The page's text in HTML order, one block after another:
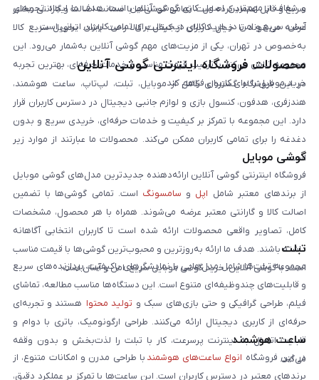
و شفاف از مهم‌ترین اصول کاری گوشی آنلاین است. هدف ما ایجاد تجربه‌ای
آسان، سریع و امن در خرید کالای دیجیتال برای تمامی کاربران ایرانی است.
سریع و قابل اعتماد کرده است. تمامی گوشی‌ها با ضمانت اصالت و گارانتی معتبر
عرضه می‌شوند تا خیال کاربران از کیفیت کالا راحت باشد. تحویل سریع کالا
به‌خصوص در تهران، یکی از مزیت‌های مهم گوشی آنلاین به‌شمار می‌رود. این
مجموعه تلاش می‌کند با ترکیب قیمت مناسب و خدمات حرفه‌ای، بهترین تجربه
خرید موبایل را برای کاربران فراهم کند.
محصولات فروشگاه اینترنتی گوشی آنلاین
در این فروشگاه گستره‌ای کامل از موبایل، تبلت، لپ‌تاپ، ساعت هوشمند،
هندزفری، هدفون، کنسول بازی و لوازم جانبی دیجیتال در دسترس کاربران قرار
دارد. این مجموعه با تمرکز بر کیفیت و خدمات حرفه‌ای، خریدی سریع و بدون
دغدغه را برای تمامی کاربران ممکن می‌کند. محصولات ما عبارتند از موارد زیر
است:
گوشی موبایل
فروشگاه اینترنتی گوشی آنلاین ارائه‌دهنده جدیدترین مدل‌های گوشی موبایل
از برندهای معتبر شامل اپل و سامسونگ است. تمامی گوشی‌ها با تضمین
اصالت کالا و گارانتی معتبر عرضه می‌شوند. همراه با هر محصول، مشخصات
کامل، تصاویر واقعی محصولات ارائه شده است تا کاربران انتخابی آگاهانه
داشته باشند. هدف ما ارائه به‌روزترین و محبوب‌ترین گوشی‌ها با قیمت مناسب
است. با گوشی آنلاین، خرید گوشی موبایل سریع، امن و آسان است.
تبلت
مجموعه تبلت‌ها شامل مدل‌هایی با نمایشگرهای باکیفیت، پردازنده‌های سریع
و قابلیت‌های چندوظیفه‌ای متنوع است. این دستگاه‌ها مناسب مطالعه، تماشای
فیلم، طراحی گرافیکی و حتی بازی‌های سبک و تولید محتوا هستند و تجربه‌ای
حرفه‌ای از کاربری دیجیتال ارائه می‌کنند. طراحی ارگونومیک، باتری با دوام و
قابلیت اتصال به اینترنت پرسرعت، کار با تبلت را لذت‌بخش و بدون وقفه
می‌کند.
ساعت هوشمند
در این فروشگاه انواع ساعت‌های هوشمند با طراحی مدرن و امکانات متنوع، از
برندهای معتبر در دسترس کاربران است. این ساعت‌ها با تمرکز بر عملکرد دقیق،